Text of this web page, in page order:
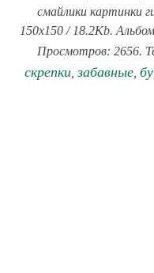
смайлики картинки
150x150 / 18.2Kb.
Просмотров: 2656.
скрепки ,забавные бу